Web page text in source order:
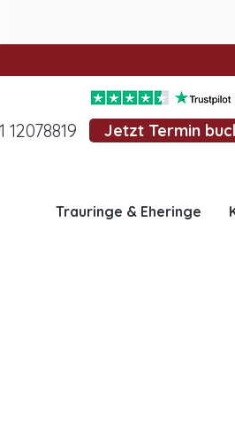
12078819 Jetzt Termin
Trauringe & Eheringe